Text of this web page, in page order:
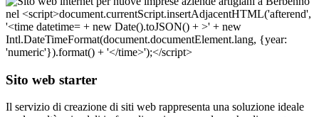
Sito web starter
Il servizio di creazione di siti web rappresenta una soluzione ideale